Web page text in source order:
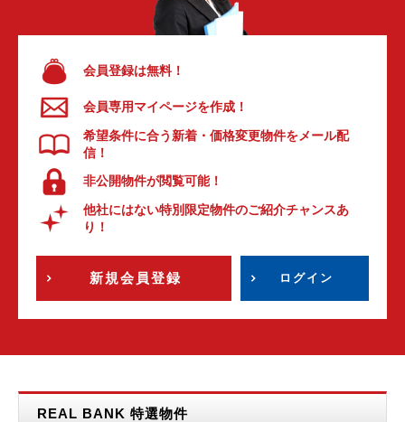
会員登録は無料！
会員専用マイページを作成！
希望条件に合う新着・価格変更物件をメール配
信！
非公開物件が閲覧可能！
他社にはない特別限定物件のご紹介チャンスあ
り！
新規会員登録 ログイン
REAL BANK 特選物件